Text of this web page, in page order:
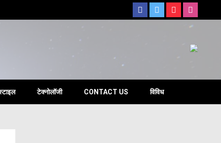
टेक्नोलॉजी CONTACT US विविध